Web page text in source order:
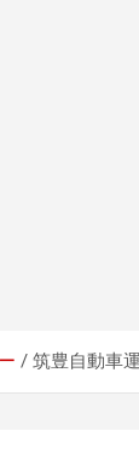
筑豊自動車